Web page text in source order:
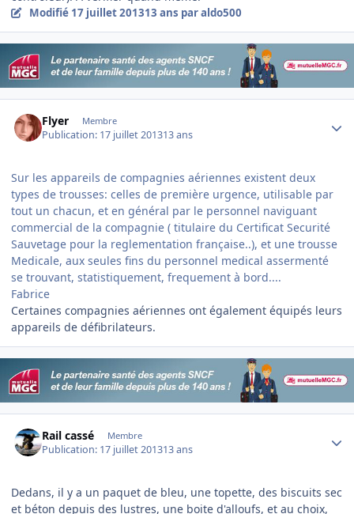
Modifié 17 juillet 201313 ans par aldo500
Flyer Membre
Publication: 17 juillet 201313 ans
Sur les appareils de compagnies aériennes existent deux
types de trousses: celles de première urgence, utilisable par
tout un chacun, et en général par le personnel naviguant
commercial de la compagnie ( titulaire du Certificat Securité
Sauvetage pour la reglementation française..), et une trousse
Medicale, aux seules fins du personnel medical assermenté
se trouvant, statistiquement, frequement à bord....
Fabrice
Certaines compagnies aériennes ont également équipés leurs
appareils de défibrilateurs.
Rail cassé Membre
Publication: 17 juillet 201313 ans
Dedans, il y a un paquet de bleu, une topette, des biscuits sec
et béton depuis des lustres, une boite d'alloufs, et au choix,